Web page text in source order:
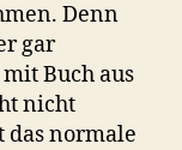
Denn
gar
Buch aus
nicht
normale